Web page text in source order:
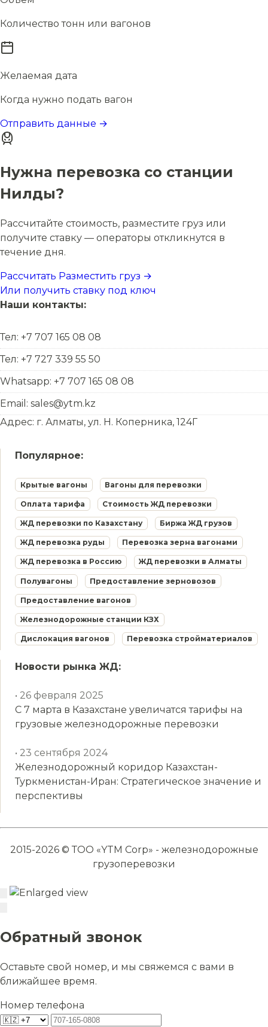
Количество тонн или вагонов
Желаемая дата
Когда нужно подать вагон
Отправить данные →
Нужна перевозка со станции
Нилды?
Рассчитайте стоимость, разместите груз или
получите ставку — операторы откликнутся в
течение дня.
Рассчитать Разместить груз →
Или получить ставку под ключ
Наши контакты:
Тел: +7 707 165 08 08
Тел: +7 727 339 55 50
Whatsapp: +7 707 165 08 08
Email: sales@ytm.kz
Адрес: г. Алматы, ул. Н. Коперника, 124Г
Популярное:
Крытые вагоны Вагоны для перевозки
Оплата тарифа Стоимость ЖД перевозки
ЖД перевозки по Казахстану Биржа ЖД грузов
ЖД перевозка руды Перевозка зерна вагонами
ЖД перевозка в Россию ЖД перевозки в Алматы
Полувагоны Предоставление зерновозов
Предоставление вагонов
Железнодорожные станции КЗХ
Дислокация вагонов Перевозка стройматериалов
Новости рынка ЖД:
• 26 февраля 2025
С 7 марта в Казахстане увеличатся тарифы на
грузовые железнодорожные перевозки
• 23 сентября 2024
Железнодорожный коридор Казахстан-
Туркменистан-Иран: Стратегическое значение и
перспективы
2015-2026 © ТОО «YTM Corp» - железнодорожные
грузоперевозки
Обратный звонок
Оставьте свой номер, и мы свяжемся с вами в
ближайшее время.
Номер телефона